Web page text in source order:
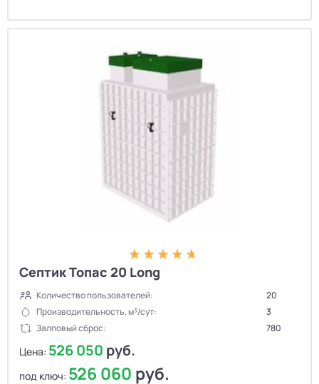
Септик Топас 20 Long
Количество пользователей:
20
Производительность, м³/сут:
3
Залповый сброс:
780
Цена: 526 050 руб.
под ключ: 526 060 руб.